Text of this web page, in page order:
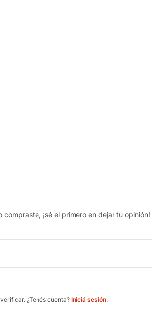
¡sé el primero en dejar tu opinión!
¿Tenés cuenta? Iniciá sesión.